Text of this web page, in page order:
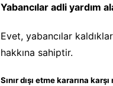
Yabancılar adli yardım
Evet, yabancılar
hakkına sahiptir.
Sınır dışı etme kararına